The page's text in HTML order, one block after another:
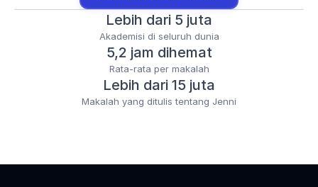
Lebih dari 5 juta
Akademisi di seluruh dunia
5,2 jam dihemat
Rata-rata per makalah
Lebih dari 15 juta
Makalah yang ditulis tentang Jenni